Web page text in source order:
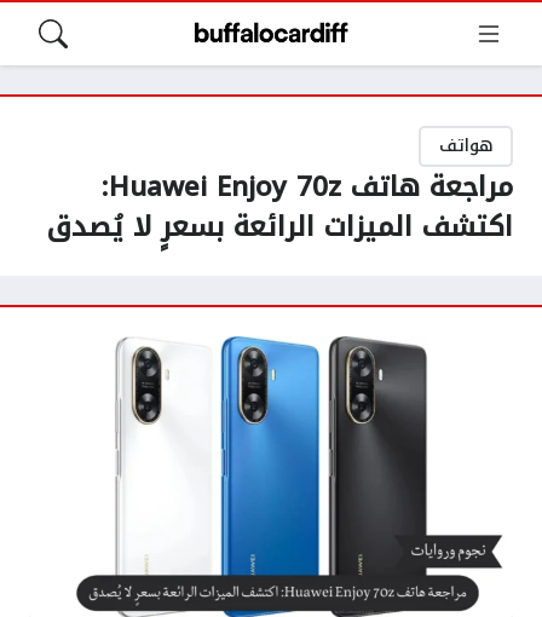
هواتف
مراجعة هاتف Huawei Enjoy 70z:
اكتشف الميزات الرائعة بسعرٍ لا يُصدق